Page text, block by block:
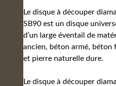
Le disque à découper
SB90 est un disque
d’un large éventail de
ancien, béton armé,
et pierre naturelle dure.
Le disque à découper